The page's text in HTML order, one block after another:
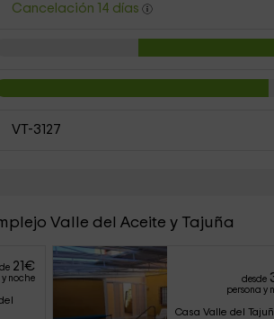
Cancelación 14 días
VT-3127
Valle del Aceite y Tajuña
21 €
y noche desde
persona y
Casa Valle del